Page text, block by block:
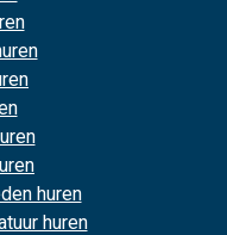
huren
huren